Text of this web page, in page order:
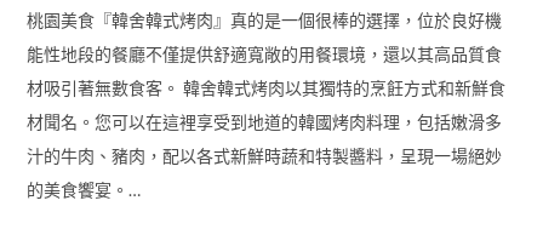
桃園美食『韓舍韓式烤肉』真的是一個很棒的選擇，位於良好機
能性地段的餐廳不僅提供舒適寬敞的用餐環境，還以其高品質食
材吸引著無數食客。 韓舍韓式烤肉以其獨特的烹飪方式和新鮮食
材聞名。您可以在這裡享受到地道的韓國烤肉料理，包括嫩滑多
汁的牛肉、豬肉，配以各式新鮮時蔬和特製醬料，呈現一場絕妙
的美食饗宴。…